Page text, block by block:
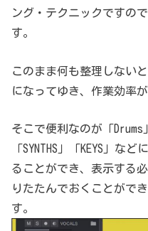
ング・テクニックですの
す。
このまま何も整理しない
になってゆき、作業効率
そこで便利なのが「
「SYNTHS」「KEYS」な
ることができ、表示する
りたたんでおくことがで
す。